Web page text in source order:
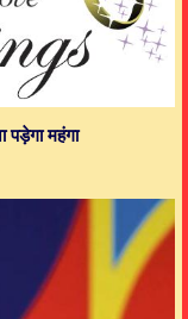
पड़ेगा महंगा